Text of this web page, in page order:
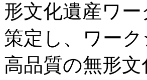
形文化遺産ワ
策定し、ワー
高品質の無形